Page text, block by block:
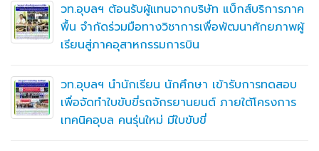
วท.อุบลฯ ต้อนรับผู้แทนจากบริษัท แบ็กส์บริการภาค
พื้น จำกัดร่วมมือทางวิชาการเพื่อพัฒนาศักยภาพผู้
เรียนสู่ภาคอุสาหกรรมการบิน
วท.อุบลฯ นำนักเรียน นักศึกษา เข้ารับการทดสอบ
เพื่อจัดทำใบขับขี่รถจักรยานยนต์ ภายใต้โครงการ
เทคนิคอุบล คนรุ่นใหม่ มีใบขับขี่